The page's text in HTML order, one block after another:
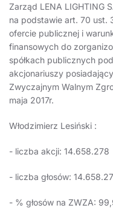
Zarząd LENA LIGHTING
na podstawie art. 70 ust.
ofercie publicznej i
finansowych do
spółkach publicznych
akcjonariuszy
Zwyczajnym Walnym
maja 2017r.
Włodzimierz Lesiński :
- liczba akcji: 14.658.278
- liczba głosów:
- % głosów na ZWZA: